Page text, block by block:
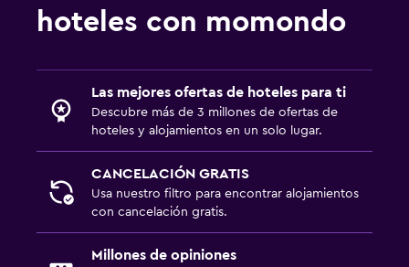
hoteles con momondo
Las mejores ofertas de hoteles para ti
Descubre más de 3 millones de ofertas de
hoteles y alojamientos en un solo lugar.
CANCELACIÓN GRATIS
Usa nuestro filtro para encontrar alojamientos
con cancelación gratis.
Millones de opiniones